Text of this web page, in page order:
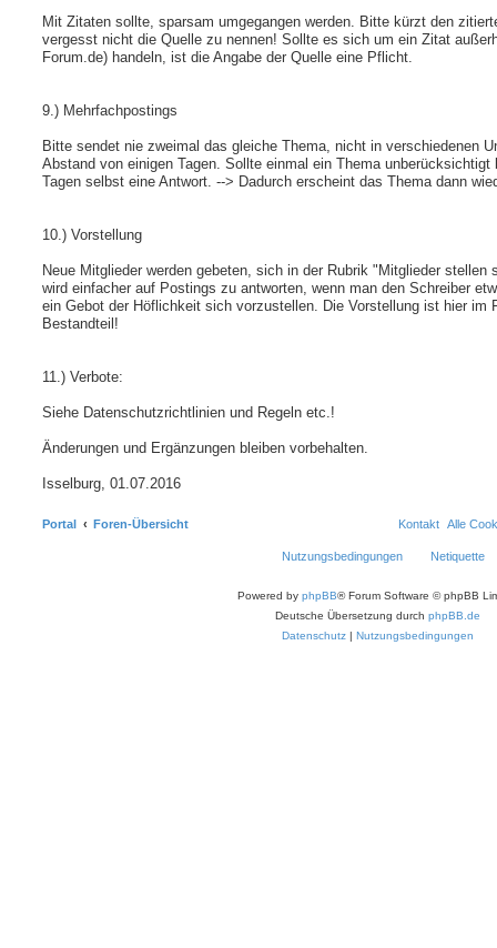
Mit Zitaten sollte, sparsam umgegangen werden. Bitte kürzt den
vergesst nicht die Quelle zu nennen! Sollte es sich um ein Zitat
Forum.de) handeln, ist die Angabe der Quelle eine Pflicht.
9.) Mehrfachpostings
Bitte sendet nie zweimal das gleiche Thema, nicht in verschiedenen
Abstand von einigen Tagen. Sollte einmal ein Thema
Tagen selbst eine Antwort. --> Dadurch erscheint das Thema dann
10.) Vorstellung
Neue Mitglieder werden gebeten, sich in der Rubrik "Mitglieder
wird einfacher auf Postings zu antworten, wenn man den Schreiber
ein Gebot der Höflichkeit sich vorzustellen. Die Vorstellung ist hier im
Bestandteil!
11.) Verbote:
Siehe Datenschutzrichtlinien und Regeln etc.!
Änderungen und Ergänzungen bleiben vorbehalten.
Isselburg, 01.07.2016
Portal Foren-Übersicht Alle
Kontakt
Netiquette
Nutzungsbedingungen
Powered by phpBB® Forum Software © phpBB
Deutsche Übersetzung durch phpBB.de
Datenschutz | Nutzungsbedingungen